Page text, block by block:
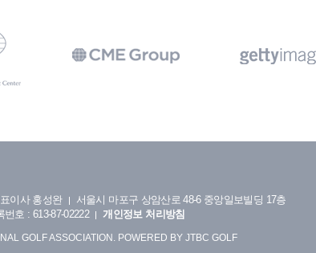
이사 홍성완
서울시 마포구 상암산로 48-6 중앙일보빌딩 17층
번호 : 613-87-02222 개인정보 처리방침
GOLF ASSOCIATION. POWERED BY JTBC GOLF